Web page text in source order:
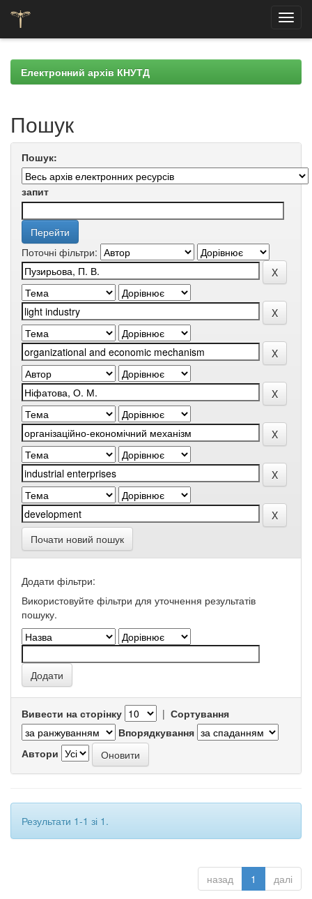
navigationЕлектронний архів КНУТД
Пошук
Пошук:
запит
Поточні фільтри:
Почати новий пошук
Додати фільтри:
Використовуйте фільтри для уточнення результатів
пошуку.
Вивести на сторінку | Сортування
Впорядкування
Автори
Результати 1-1 зі 1.
назад 1 далі